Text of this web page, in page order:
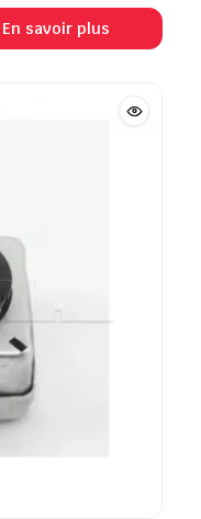
En savoir plus